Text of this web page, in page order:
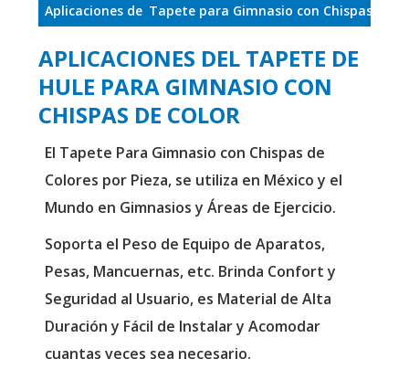
Aplicaciones de Tapete para Gimnasio con Chispas de
APLICACIONES DEL TAPETE DE
HULE PARA GIMNASIO CON
CHISPAS DE COLOR
El Tapete Para Gimnasio con Chispas de
Colores por Pieza, se utiliza en México y el
Mundo en Gimnasios y Áreas de Ejercicio.
Soporta el Peso de Equipo de Aparatos,
Pesas, Mancuernas, etc. Brinda Confort y
Seguridad al Usuario, es Material de Alta
Duración y Fácil de Instalar y Acomodar
cuantas veces sea necesario.